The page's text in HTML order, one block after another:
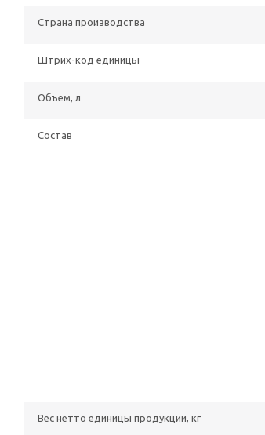
Страна производства
Штрих-код единицы
Объем, л
Состав
Вес нетто единицы продукции, кг